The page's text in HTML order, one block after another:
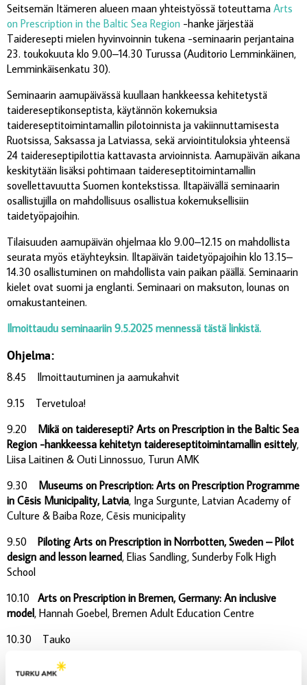
Seitsemän Itämeren alueen maan yhteistyössä toteuttama Arts
on Prescription in the Baltic Sea Region -hanke järjestää
Taideresepti mielen hyvinvoinnin tukena -seminaarin perjantaina
23. toukokuuta klo 9.00–14.30 Turussa (Auditorio Lemminkäinen,
Lemminkäisenkatu 30).
Seminaarin aamupäivässä kuullaan hankkeessa kehitetystä
taidereseptikonseptista, käytännön kokemuksia
taidereseptitoimintamallin pilotoinnista ja vakiinnuttamisesta
Ruotsissa, Saksassa ja Latviassa, sekä arviointituloksia yhteensä
24 taidereseptipilottia kattavasta arvioinnista. Aamupäivän aikana
keskitytään lisäksi pohtimaan taidereseptitoimintamallin
sovellettavuutta Suomen kontekstissa. Iltapäivällä seminaarin
osallistujilla on mahdollisuus osallistua kokemuksellisiin
taidetyöpajoihin.
Tilaisuuden aamupäivän ohjelmaa klo 9.00–12.15 on mahdollista
seurata myös etäyhteyksin. Iltapäivän taidetyöpajoihin klo 13.15–
14.30 osallistuminen on mahdollista vain paikan päällä. Seminaarin
kielet ovat suomi ja englanti. Seminaari on maksuton, lounas on
omakustanteinen.
Ilmoittaudu seminaariin 9.5.2025 mennessä tästä linkistä.
Ohjelma:
8.45 Ilmoittautuminen ja aamukahvit
9.15 Tervetuloa!
9.20 Mikä on taideresepti? Arts on Prescription in the Baltic Sea
Region -hankkeessa kehitetyn taidereseptitoimintamallin esittely,
Liisa Laitinen & Outi Linnossuo, Turun AMK
9.30 Museums on Prescription: Arts on Prescription Programme
in Cēsis Municipality, Latvia, Inga Surgunte, Latvian Academy of
Culture & Baiba Roze, Cēsis municipality
9.50 Piloting Arts on Prescription in Norrbotten, Sweden – Pilot
design and lesson learned, Elias Sandling, Sunderby Folk High
School
10.10 Arts on Prescription in Bremen, Germany: An inclusive
model, Hannah Goebel, Bremen Adult Education Centre
10.30 Tauko
Miten taideresepti tukee mielen hyvinvointia?
taidereseptipilottia kattavan arvioinnin tuloksia